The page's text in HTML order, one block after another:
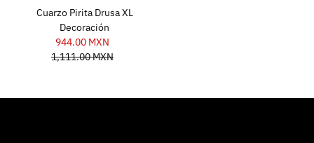
Cuarzo Pirita Drusa XL
Decoración
Precio
de
944.00 MXN
Precio
1,111.00 MXN